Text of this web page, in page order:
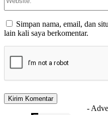
Simpan nama, email, dan
lain kali saya berkomentar.
-